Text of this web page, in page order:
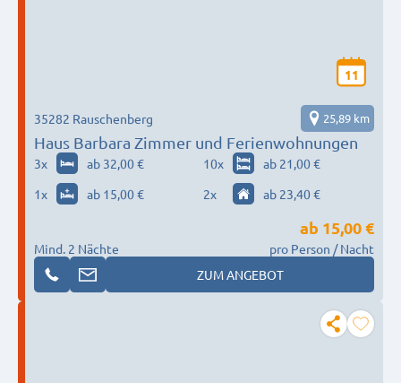
11
Haus Barbara Zimmer und Ferienwohnungen
35282 Rauschenberg 25,89 km
3x ab 32,00 € 10x
ab 21,00 €
1x ab 15,00 € 2x ab 23,40 €
Mind. 2 Nächte
ab 15,00 €
pro Person / Nacht
ZUM ANGEBOT